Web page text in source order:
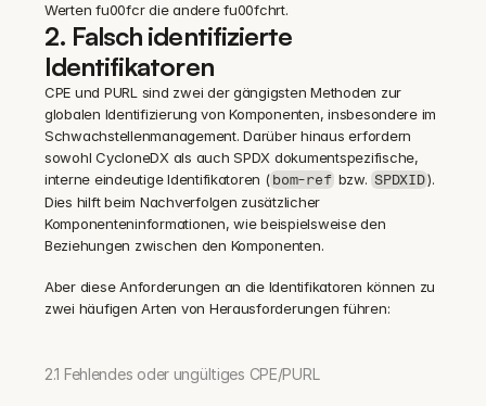
Werten fu00fcr die andere fu00fchrt.
2. Falsch identifizierte
Identifikatoren
CPE und PURL sind zwei der gängigsten Methoden zur
globalen Identifizierung von Komponenten, insbesondere im
Schwachstellenmanagement. Darüber hinaus erfordern
sowohl CycloneDX als auch SPDX dokumentspezifische,
interne eindeutige Identifikatoren ( bom-ref bzw. SPDXID).
Dies hilft beim Nachverfolgen zusätzlicher
Komponenteninformationen, wie beispielsweise den
Beziehungen zwischen den Komponenten.
‍Aber diese Anforderungen an die Identifikatoren können zu
zwei häufigen Arten von Herausforderungen führen:
2.1 Fehlendes oder ungültiges CPE/PURL